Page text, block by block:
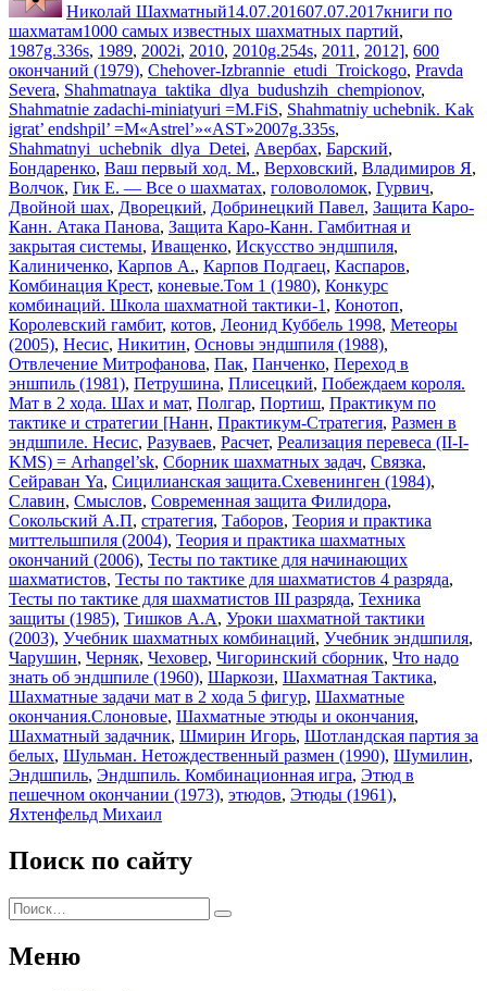
Николай Шахматный14.07.201607.07.2017книги по
шахматамМетки
1000 самых известных шахматных партий,
1987g.336s, 1989, 2002i, 2010, 2010g.254s, 2011 , 2012], 600
окончаний (1979), Chehover-Izbrannie_etudi_Troickogo, Pravda
Severa, Shahmatnaya_taktika_dlya_budushzih_chempionov,
Shahmatnie zadachi-miniatyuri =M.FiS, Shahmatniy uchebnik. Kak
igrat’ endshpil’ =M«Astrel’»«AST»2007g.335s,
Shahmatnyi_uchebnik_dlya_Detei, Авербах, Барский,
Бондаренко, Ваш первый ход. М., Верховский, Владимиров Я,
Волчок, Гик Е. — Все о шахматах, головоломок, Гурвич,
Двойной шах, Дворецкий, Добринецкий Павел, Защита Каро-
Канн. Атака Панова, Защита Каро-Канн. Гамбитная и
закрытая системы, Иващенко, Искусство эндшпиля,
Калиниченко, Карпов А., Карпов Подгаец, Каспаров,
Комбинация Крест, коневые.Том 1 (1980), Конкурс
комбинаций. Школа шахматной тактики-1 , Конотоп,
Королевский гамбит, котов, Леонид Куббель 1998, Метеоры
(2005), Несис, Никитин, Основы эндшпиля (1988),
Отвлечение Митрофанова, Пак, Панченко, Переход в
эншпиль (1981), Петрушина, Плисецкий, Побеждаем короля.
Мат в 2 хода. Шах и мат, Полгар, Портиш, Практикум по
тактике и стратегии [Нанн, Практикум-Стратегия, Размен в
эндшпиле. Несис, Разуваев, Расчет, Реализация перевеса (II-I-
KMS) = Arhangel’sk, Сборник шахматных задач, Связка,
Сейраван Ya, Сицилианская защита.Схевенинген (1984),
Славин, Смыслов, Современная защита Филидора,
Сокольский А.П, стратегия, Таборов, Теория и практика
миттельшпиля (2004), Теория и практика шахматных
окончаний (2006), Тесты по тактике для начинающих
шахматистов, Тесты по тактике для шахматистов 4 разряда,
Тесты по тактике для шахматистов III разряда, Техника
защиты (1985), Тишков A.A, Уроки шахматной тактики
(2003), Учебник шахматных комбинаций, Учебник эндшпиля,
Чарушин, Черняк, Чеховер, Чигоринский сборник, Что надо
знать об эндшпиле (1960), Шаркози, Шахматная Тактика,
Шахматные задачи мат в 2 хода 5 фигур, Шахматные
окончания.Слоновые, Шахматные этюды и окончания,
Шахматный задачник, Шмирин Игорь, Шотландская партия за
белых, Шульман. Нетождественный размен (1990), Шумилин,
Эндшпиль, Эндшпиль. Комбинационная игра, Этюд в
пешечном окончании (1973), этюдов, Этюды (1961),
Яхтенфельд Михаил
Поиск по сайту
Искать:
Поиск
Меню